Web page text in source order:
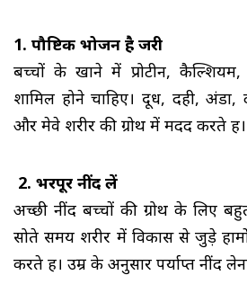
1. पौष्टिक भोजन है जरूरी
बच्चों के खाने में प्रोटीन,
शामिल होने चाहिए। दूध, दही,
और मेवे शरीर की ग्रोथ में मदद करते हैं।
2. भरपूर नींद लें
अच्छी नींद बच्चों की ग्रोथ के लिए
सोते समय शरीर में विकास से जुड़े
करते हैं। उम्र के अनुसार पर्याप्त नींद